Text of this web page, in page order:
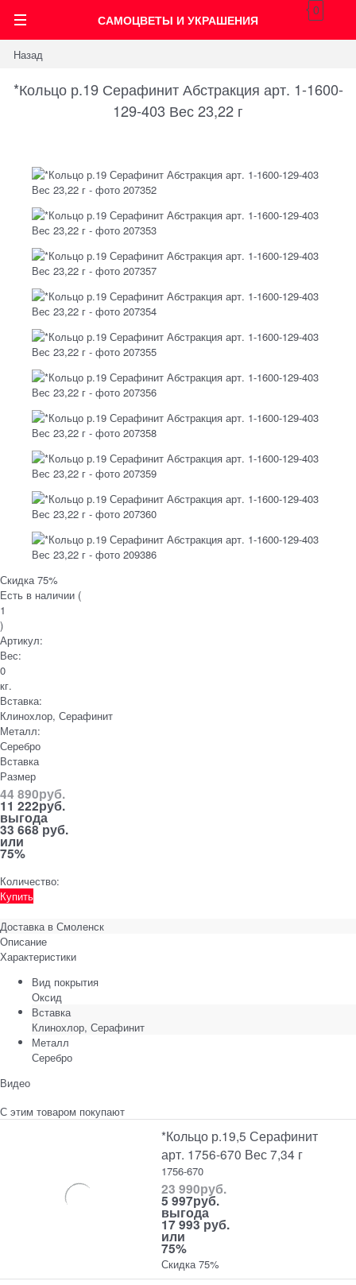
САМОЦВЕТЫ И УКРАШЕНИЯ
0
Назад
*Кольцо р.19 Серафинит Абстракция арт. 1-1600-
129-403 Вес 23,22 г
Скидка 75%
Есть в наличии (
1
)
Артикул:
Вес:
0
кг.
Вставка:
Клинохлор, Серафинит
Металл:
Серебро
Вставка
Размер
44 890руб.
11 222руб.
выгода
33 668 руб.
или
75%
Количество:
Купить
Доставка в Смоленск
Описание
Характеристики
Вид покрытия
Оксид
Вставка
Клинохлор, Серафинит
Металл
Серебро
Видео
С этим товаром покупают
*Кольцо р.19,5 Серафинит
арт. 1756-670 Вес 7,34 г
1756-670
23 990руб.
5 997руб.
выгода
17 993 руб.
или
75%
Скидка 75%